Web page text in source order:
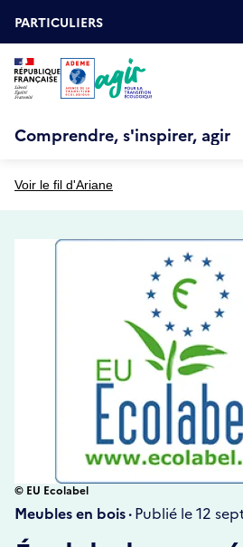
auOUVRIR
LE
MENU
ESPACE
PARTICULIERS
Comprendre, s'inspirer, agir
Voir le fil d'Ariane
© EU Ecolabel
Meubles en bois ·Publié le 12